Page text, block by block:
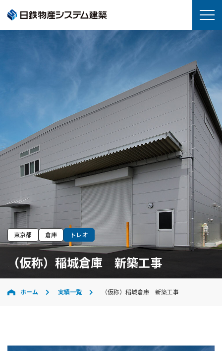
東京都 倉庫 トレオ
（仮称）稲城倉庫 新築工事
ホーム 実績一覧 （仮称）稲城倉庫 新築工事